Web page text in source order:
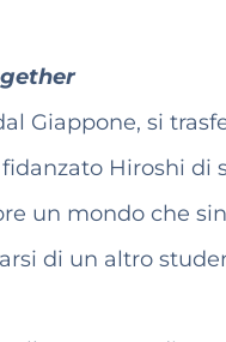
Giappone, si
Hiroshi di
un mondo che
di un altro